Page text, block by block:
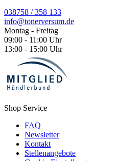
038758 / 358 133
info@tonerversum.de
Montag - Freitag
09:00 - 11:00 Uhr
13:00 - 15:00 Uhr
Shop Service
FAQ
Newsletter
Kontakt
Stellenangebote